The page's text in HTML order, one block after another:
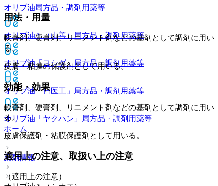
オリブ油局方品・調剤用薬等
オリブ油＊（山善） 局方品・調剤用薬等
オリブ油「ヨシダ」局方品・調剤用薬等
オリブ油「日医工」 局方品・調剤用薬等
オリブ油「ヤクハン」
局方品・調剤用薬等
ホーム
薬剤情報
用法・用量
軟膏剤、硬膏剤、リニメント剤などの基剤として調剤に用い
る。
皮膚・粘膜の保護剤として用いる。
効能・効果
軟膏剤、硬膏剤、リニメント剤などの基剤として調剤に用い
る。
皮膚保護剤・粘膜保護剤として用いる。
適用上の注意、取扱い上の注意
（適用上の注意）